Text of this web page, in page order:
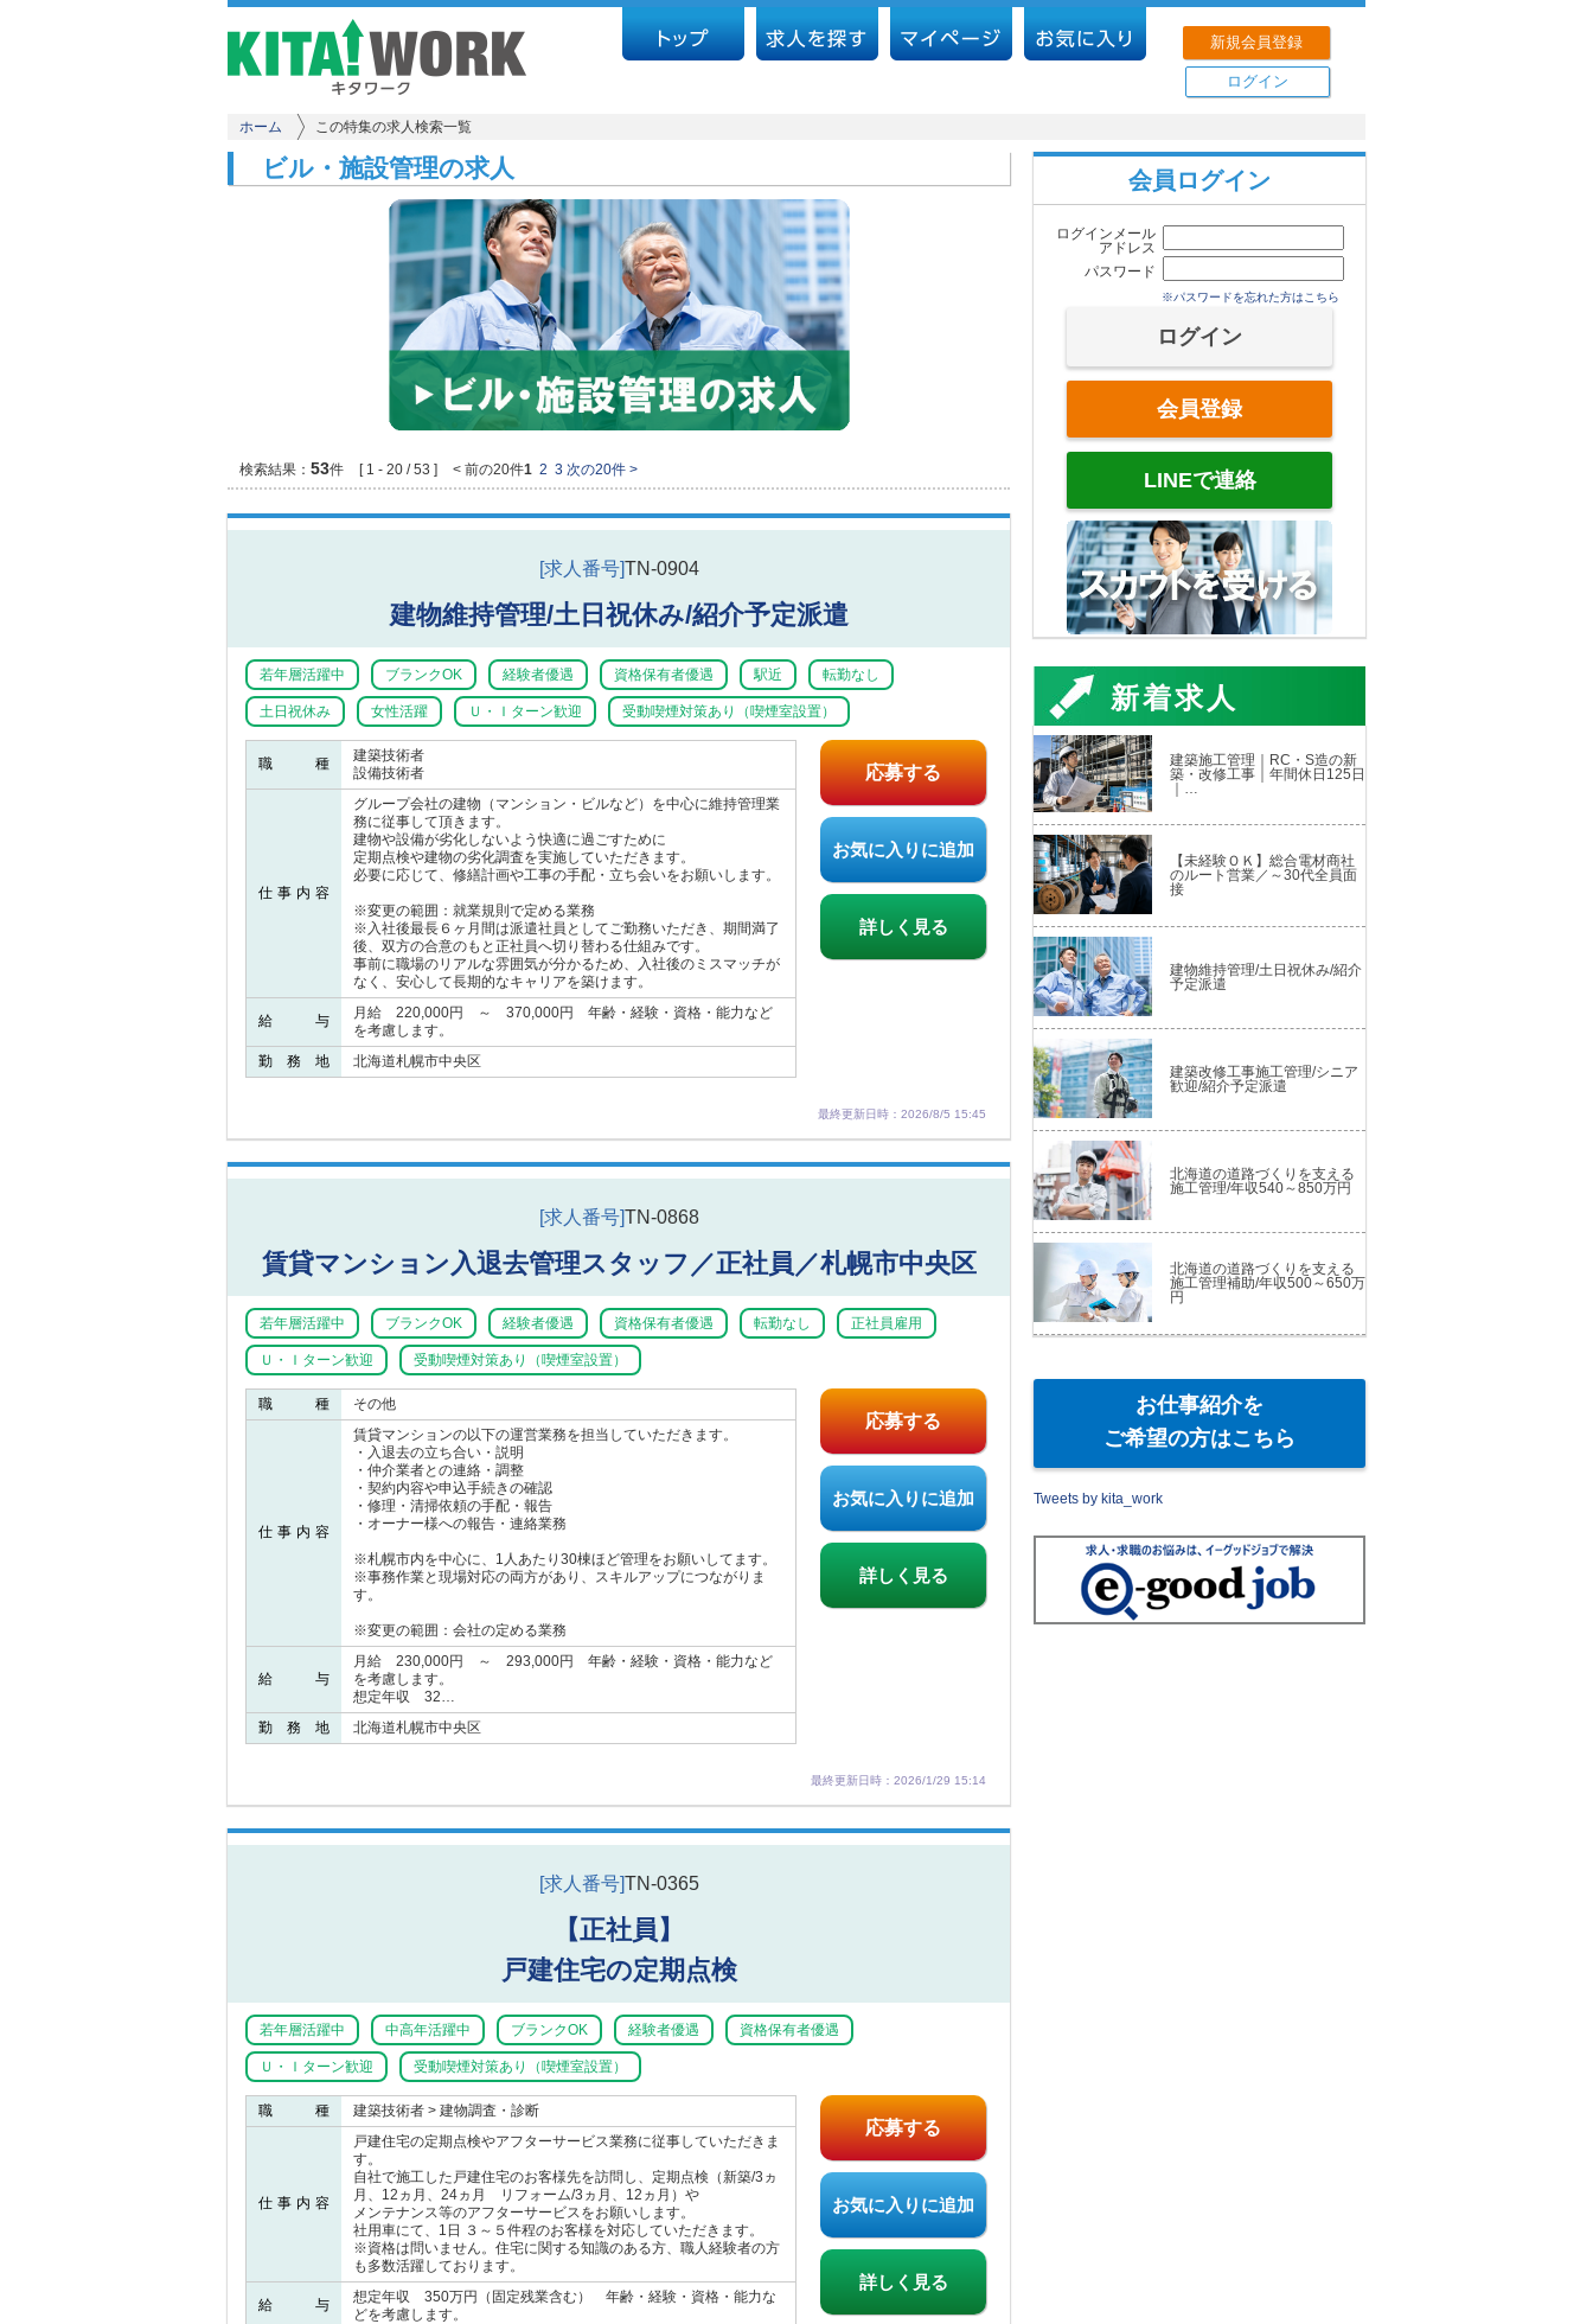
新規会員登録
ログイン
ホーム この特集の求人検索一覧
ビル・施設管理の求人
検索結果： 53件 [ 1 - 20 / 53 ] < 前の20件1 2 3 次の20件 >
[求人番号]TN-0904
建物維持管理/土日祝休み/紹介予定派遣
若年層活躍中 ブランクOK 経験者優遇 資格保有者優遇 駅近 転勤なし
土日祝休み 女性活躍 Ｕ・Ｉターン歓迎 受動喫煙対策あり（喫煙室設置）
職 種
建築技術者
設備技術者
仕事内容
グループ会社の建物（マンション・ビルなど）を中心に維持管理業
務に従事して頂きます。
建物や設備が劣化しないよう快適に過ごすために
定期点検や建物の劣化調査を実施していただきます。
必要に応じて、修繕計画や工事の手配・立ち会いをお願いします。
※変更の範囲：就業規則で定める業務
※入社後最長６ヶ月間は派遣社員としてご勤務いただき、期間満了
後、双方の合意のもと正社員へ切り替わる仕組みです。
事前に職場のリアルな雰囲気が分かるため、入社後のミスマッチが
なく、安心して長期的なキャリアを築けます。
給 与
月給 220,000円 ～ 370,000円 年齢・経験・資格・能力など
を考慮します。
勤 務 地
北海道札幌市中央区
応募する
お気に入りに追加
詳しく見る
最終更新日時：2026/8/5 15:45
[求人番号]TN-0868
賃貸マンション入退去管理スタッフ／正社員／札幌市中央区
若年層活躍中 ブランクOK 経験者優遇 資格保有者優遇 転勤なし 正社員雇用
Ｕ・Ｉターン歓迎 受動喫煙対策あり（喫煙室設置）
職 種 その他
仕事内容
賃貸マンションの以下の運営業務を担当していただきます。
・入退去の立ち合い・説明
・仲介業者との連絡・調整
・契約内容や申込手続きの確認
・修理・清掃依頼の手配・報告
・オーナー様への報告・連絡業務
※札幌市内を中心に、1人あたり30棟ほど管理をお願いしてます。
※事務作業と現場対応の両方があり、スキルアップにつながりま
す。
※変更の範囲：会社の定める業務
給 与
月給 230,000円 ～ 293,000円 年齢・経験・資格・能力など
を考慮します。
想定年収 32…
勤 務 地
北海道札幌市中央区
応募する
お気に入りに追加
詳しく見る
最終更新日時：2026/1/29 15:14
[求人番号]TN-0365
【正社員】
戸建住宅の定期点検
若年層活躍中 中高年活躍中 ブランクOK 経験者優遇 資格保有者優遇
Ｕ・Ｉターン歓迎 受動喫煙対策あり（喫煙室設置）
職 種 建築技術者 > 建物調査・診断
仕事内容
戸建住宅の定期点検やアフターサービス業務に従事していただきま
す。
自社で施工した戸建住宅のお客様先を訪問し、定期点検（新築/3ヵ
月、12ヵ月、24ヵ月 リフォーム/3ヵ月、12ヵ月）や
メンテナンス等のアフターサービスをお願いします。
社用車にて、1日 ３～５件程のお客様を対応していただきます。
※資格は問いません。住宅に関する知識のある方、職人経験者の方
も多数活躍しております。
給 与
想定年収 350万円（固定残業含む） 年齢・経験・資格・能力な
どを考慮します。
応募する
お気に入りに追加
詳しく見る
会員ログイン
ログインメール
アドレス
パスワード
※パスワードを忘れた方はこちら
会員登録
LINEで連絡
新着求人
建築施工管理｜RC・S造の新
築・改修工事｜年間休日125日
｜…
【未経験ＯＫ】総合電材商社
のルート営業／～30代全員面
接
建物維持管理/土日祝休み/紹介
予定派遣
建築改修工事施工管理/シニア
歓迎/紹介予定派遣
北海道の道路づくりを支える
施工管理/年収540～850万円
北海道の道路づくりを支える
施工管理補助/年収500～650万
円
お仕事紹介を
ご希望の方はこちら
Tweets by kita_work